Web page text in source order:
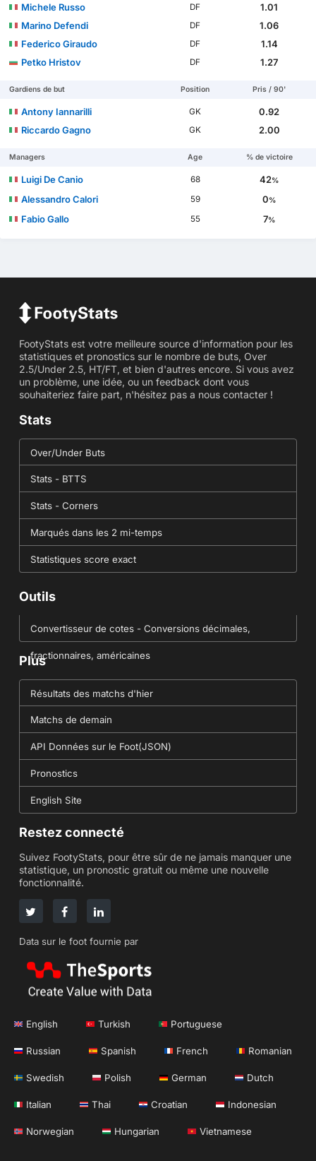
Michele Russo
DF
1.01
Marino Defendi
DF
1.06
Federico Giraudo
DF
1.14
Petko Hristov
DF 1.27
Gardiens de but Position Pris / 90'
Antony Iannarilli GK
0.92
Riccardo Gagno
GK 2.00
Managers Age % de victoire
Luigi De Canio 68 42%
Alessandro Calori 59 0%
Fabio Gallo 55 7%
FootyStats est votre meilleure source d'information pour les
statistiques et pronostics sur le nombre de buts, Over
2.5/Under 2.5, HT/FT, et bien d'autres encore. Si vous avez
un problème, une idée, ou un feedback dont vous
souhaiteriez faire part, n'hésitez pas a nous contacter !
Stats
Over/Under Buts
Stats - BTTS
Stats - Corners
Marqués dans les 2 mi-temps
Statistiques score exact
Outils
Convertisseur de cotes - Conversions décimales,
fractionnaires, américaines
Plus
Résultats des matchs d'hier
Matchs de demain
API Données sur le Foot(JSON)
Pronostics
English Site
Restez connecté
Suivez FootyStats, pour être sûr de ne jamais manquer une
statistique, un pronostic gratuit ou même une nouvelle
fonctionnalité.
Data sur le foot fournie par
English Turkish Portuguese
Russian Spanish French Romanian
Swedish Polish German Dutch
Italian Thai Croatian Indonesian
Norwegian Hungarian Vietnamese